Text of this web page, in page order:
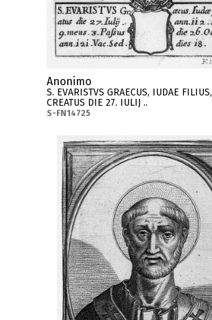
Anonimo
S. EVARISTVS GRAECUS, IUDAE FILIUS,
CREATUS DIE 27. IULIJ ..
S-FN14725